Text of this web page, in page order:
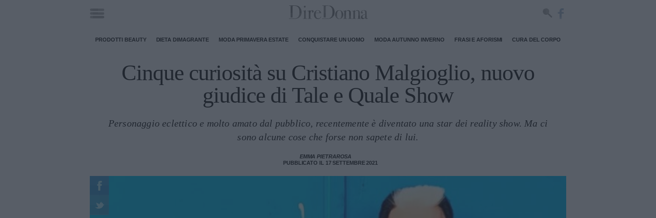
PRODOTTI BEAUTY DIETA DIMAGRANTE MODA PRIMAVERA ESTATE CONQUISTARE UN UOMO MODA AUTUNNO INVERNO FRASI E AFORISMI CURA DEL CORPO
Cinque curiosità su Cristiano Malgioglio, nuovo
giudice di Tale e Quale Show
Personaggio eclettico e molto amato dal pubblico, recentemente è diventato una star dei reality show. Ma ci
sono alcune cose che forse non sapete di lui.
EMMA PIETRAROSA
PUBBLICATO IL 17 SETTEMBRE 2021